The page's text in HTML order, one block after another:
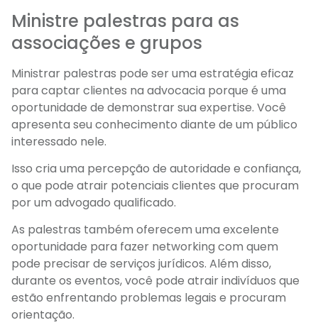
Ministre palestras para as
associações e grupos
Ministrar palestras pode ser uma estratégia eficaz
para captar clientes na advocacia porque é uma
oportunidade de demonstrar sua expertise. Você
apresenta seu conhecimento diante de um público
interessado nele.
Isso cria uma percepção de autoridade e confiança,
o que pode atrair potenciais clientes que procuram
por um advogado qualificado.
As palestras também oferecem uma excelente
oportunidade para fazer networking com quem
pode precisar de serviços jurídicos. Além disso,
durante os eventos, você pode atrair indivíduos que
estão enfrentando problemas legais e procuram
orientação.